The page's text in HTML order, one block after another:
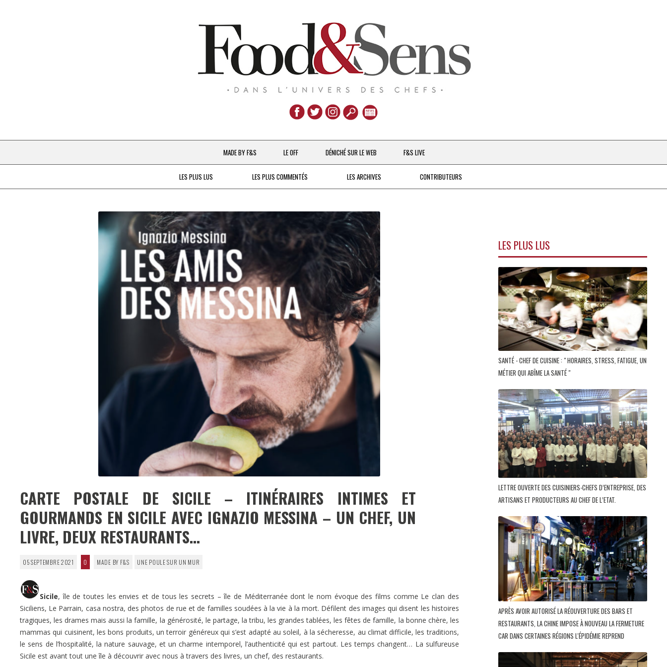
Aller
au
contenu
MADE BY F&S
CHEFS & ACTUALITÉS
À LA PETITE CUILLÈRE
DESTIN DE FEMME
V…DE VOYAGE
LE OFF DÉNICHÉ SUR LE WEB F&S LIVE
LES PLUS LUS LES PLUS COMMENTÉS LES ARCHIVES
DEPUIS 2016
CONTRIBUTEURS
CARTE POSTALE DE SICILE – ITINÉRAIRES INTIMES ET
GOURMANDS EN SICILE AVEC IGNAZIO MESSINA – UN CHEF, UN
LIVRE, DEUX RESTAURANTS…
05 SEPTEMBRE 2021 0 MADE BY F&S UNE POULE SUR UN MUR
Sicile, île de toutes les envies et de tous les secrets – île de Méditerranée dont le nom évoque des films comme Le clan des
Siciliens, Le Parrain, casa nostra, des photos de rue et de familles soudées à la vie à la mort. Défilent des images qui disent les histoires
tragiques, les drames mais aussi la famille, la générosité, le partage, la tribu, les grandes tablées, les fêtes de famille, la bonne chère, les
mammas qui cuisinent, les bons produits, un terroir généreux qui s’est adapté au soleil, à la sécheresse, au climat difficile, les traditions,
le sens de l’hospitalité, la nature sauvage, et un charme intemporel, l’authenticité qui est partout. Les temps changent… La sulfureuse
Sicile est avant tout une île à découvrir avec nous à travers des livres, un chef, des restaurants.
LES PLUS LUS
SANTÉ - CHEF DE CUISINE : " HORAIRES, STRESS, FATIGUE, UN
MÉTIER QUI ABÎME LA SANTÉ "
LETTRE OUVERTE DES CUISINIERS-CHEFS D’ENTREPRISE, DES
ARTISANS ET PRODUCTEURS AU CHEF DE L’ETAT.
APRÈS AVOIR AUTORISÉ LA RÉOUVERTURE DES BARS ET
RESTAURANTS, LA CHINE IMPOSE À NOUVEAU LA FERMETURE
CAR DANS CERTAINES RÉGIONS L'ÉPIDÉMIE REPREND